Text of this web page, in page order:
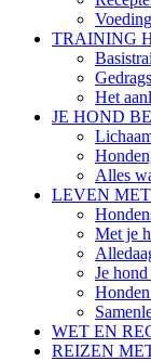
TRAINING
Het
JE HOND
Alles
LEVEN
Met je
Je
WET EN
REIZEN